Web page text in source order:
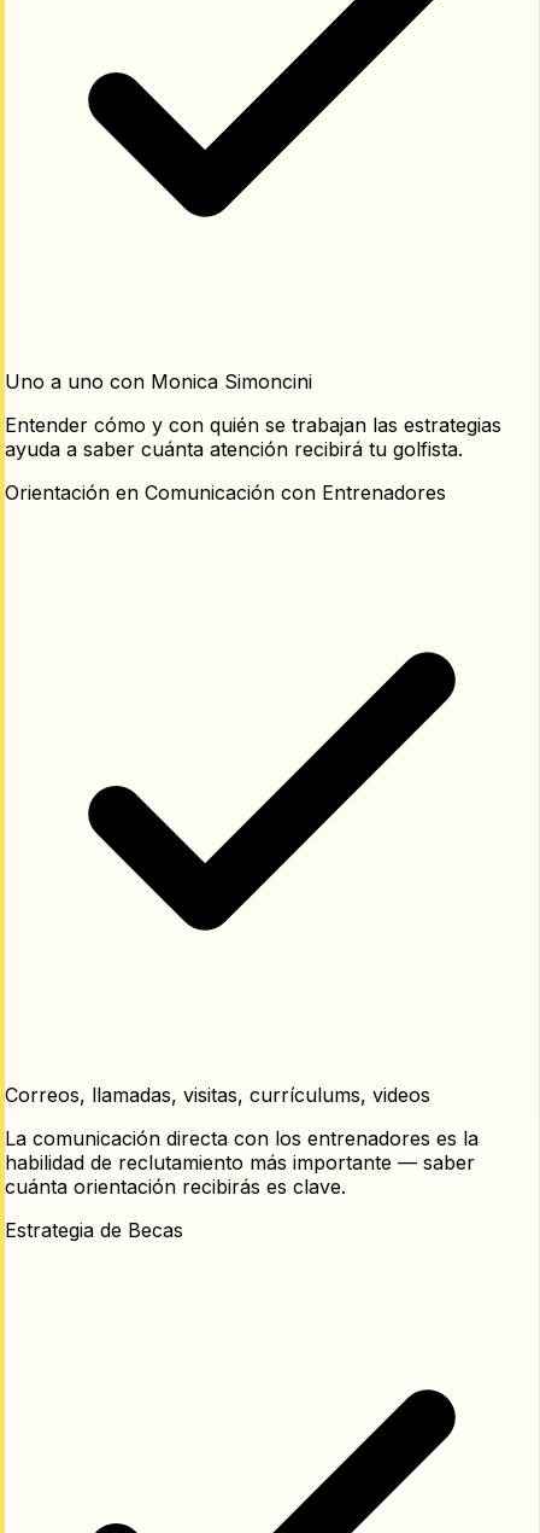
Uno a uno con Monica Simoncini
Entender cómo y con quién se trabajan las estrategias
ayuda a saber cuánta atención recibirá tu golfista.
Orientación en Comunicación con Entrenadores
Correos, llamadas, visitas, currículums, videos
La comunicación directa con los entrenadores es la
habilidad de reclutamiento más importante — saber
cuánta orientación recibirás es clave.
Estrategia de Becas